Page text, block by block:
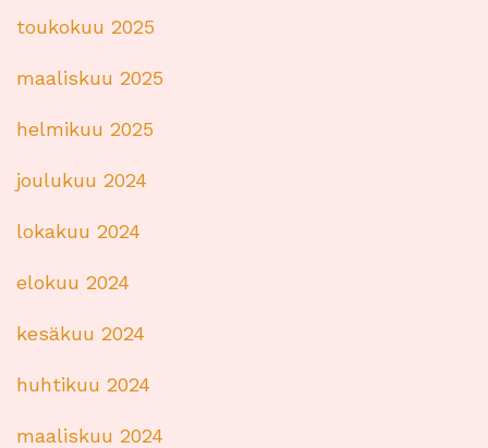
toukokuu 2025
maaliskuu 2025
helmikuu 2025
joulukuu 2024
lokakuu 2024
elokuu 2024
kesäkuu 2024
huhtikuu 2024
maaliskuu 2024